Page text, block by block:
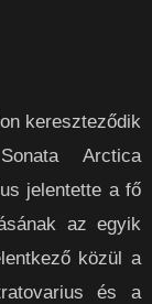
kereszteződik
Arctica
jelentette a fő
az egyik
közül a
és a